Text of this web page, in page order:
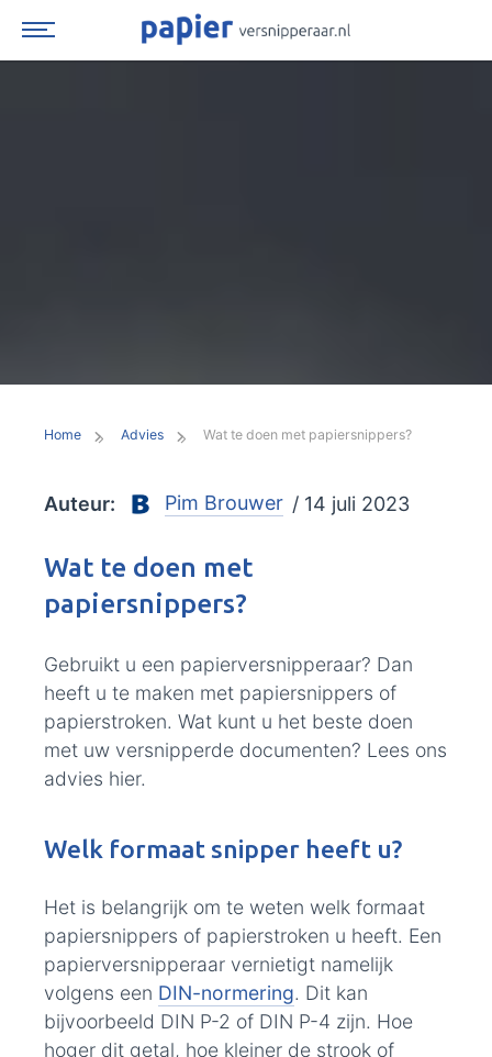
naar
Home Advies Wat te doen met papiersnippers?
Auteur: Pim Brouwer / 14 juli 2023
Wat te doen met
papiersnippers?
Gebruikt u een papierversnipperaar? Dan
heeft u te maken met papiersnippers of
papierstroken. Wat kunt u het beste doen
met uw versnipperde documenten? Lees ons
advies hier.
Welk formaat snipper heeft u?
Het is belangrijk om te weten welk formaat
papiersnippers of papierstroken u heeft. Een
papierversnipperaar vernietigt namelijk
volgens een DIN-normering. Dit kan
bijvoorbeeld DIN P-2 of DIN P-4 zijn. Hoe
hoger dit getal, hoe kleiner de strook of